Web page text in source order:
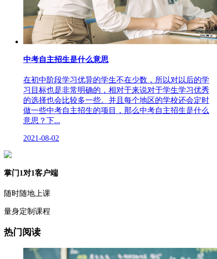
中考自主招生是什么意思
在初中阶段学习优异的学生不在少数，所以对以后的学
习目标也是非常明确的，相对于来说对于学生学习优秀
的选择也会比较多一些。并且每个地区的学校还会定时
做一些中考自主招生的项目，那么中考自主招生是什么
意思？下...
2021-08-02
掌门1对1客户端
随时随地上课
量身定制课程
热门阅读